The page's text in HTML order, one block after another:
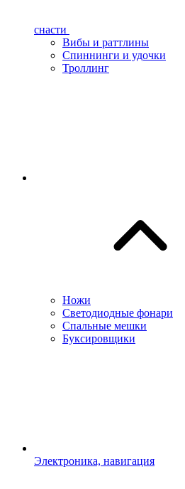
снасти
Вибы и раттлины
Спиннинги и удочки
Троллинг
Ножи
Светодиодные фонари
Спальные мешки
Буксировщики
Электроника, навигация